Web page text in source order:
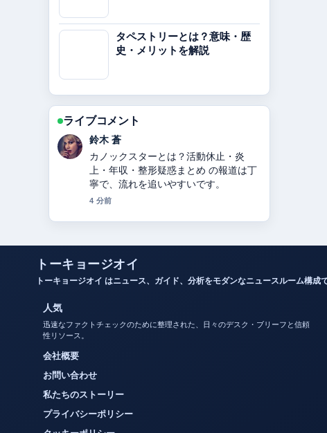
タペストリーとは？意味・歴
史・メリットを解説
ライブコメント
渡辺 結衣
関ジャニ∞からSUPER EIGHTへ：脱退
した錦戸亮・大倉忠義らの理由と改名
の経緯を2024年徹底解説 周辺の検証が
しっかりしていて安心感があります。
トーキョージオイ
迅速なファクトチェックのために整理された、日々のデスク・ブリーフと信頼